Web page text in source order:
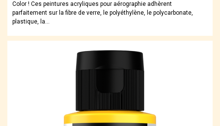
Color ! Ces peintures acryliques pour aérographie adhèrent
parfaitement sur la fibre de verre, le polyéthylène, le polycarbonate,
plastique, la…